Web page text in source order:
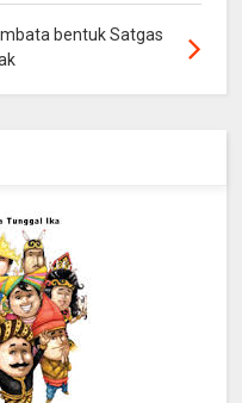
bentuk Satgas